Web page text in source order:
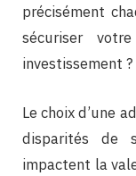
précisément
sécuriser
investissement ?
Le choix d’une
disparités de
impactent la